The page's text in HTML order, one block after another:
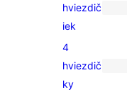
1
recenzia
s
5-
hviezdičkovým
hviezdič
iek
0
recenzií
4
hviezdič
ky